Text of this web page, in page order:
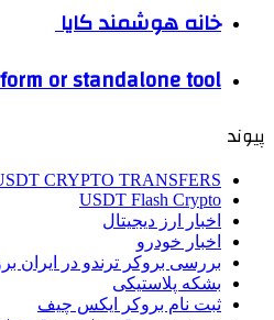
خانه هوشمند کایا
or standalone tool?
پیوند
CRYPTO TRANSFERS
USDT Flash Crypto
اخبار ارز دیجیتال
اخبار خودرو
بررسی بروکر ترندو در ایران
بشکه پلاستیکی
ثبت نام بروکر ایکس چیف